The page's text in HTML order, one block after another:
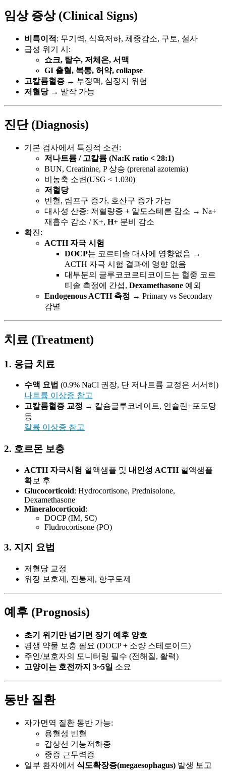
임상 증상 (Clinical Signs)
비특이적 : 무기력, 식욕저하, 체중감소, 구토, 설사
급성 위기 시:
쇼크, 탈수, 저체온, 서맥
GI 출혈, 복통, 허약, collapse
고칼륨혈증 → 부정맥, 심정지 위험
저혈당→ 발작 가능
진단 (Diagnosis)
기본 검사에서 특징적 소견:
저나트륨 / 고칼륨 (Na:K ratio < 28:1)
BUN, Creatinine, P 상승 (prerenal azotemia)
비농축 소변(USG < 1.030)
저혈당
빈혈, 림프구 증가, 호산구 증가 가능
대사성 산증: 저혈량증 + 알도스테론 감소 → Na+
재흡수 감소 / K+, H+ 분비 감소
확진:
ACTH 자극 시험
DOCP는 코르티솔 대사에 영향없음 →
ACTH 자극 시험 결과에 영향 없음
대부분의 글루코코르티코이드는 혈중 코르
티솔 측정에 간섭, Dexamethasone 예외
Endogenous ACTH 측정 → Primary vs Secondary
감별
치료 (Treatment)
1. 응급 치료
수액 요법 (0.9% NaCl 권장, 단 저나트륨 교정은 서서히)
나트륨 이상증 참고
고칼륨혈증 교정 → 칼슘글루코네이트, 인슐린+포도당
등
칼륨 이상증 참고
2. 호르몬 보충
ACTH 자극시험 혈액샘플 및 내인성 ACTH혈액샘플
확보 후
Glucocorticoid: Hydrocortisone, Prednisolone,
Dexamethasone
Mineralocorticoid:
DOCP (IM, SC)
Fludrocortisone (PO)
3. 지지 요법
저혈당 교정
위장 보호제, 진통제, 항구토제
예후 (Prognosis)
초기 위기만 넘기면 장기 예후 양호
평생 약물 보충 필요 (DOCP + 소량 스테로이드)
주인/보호자의 모니터링 필수 (전해질, 활력)
고양이는 호전까지 3~5일 소요
동반 질환
자가면역 질환 동반 가능:
용혈성 빈혈
갑상선 기능저하증
중증 근무력증
일부 환자에서 식도확장증(megaesophagus) 발생 보고